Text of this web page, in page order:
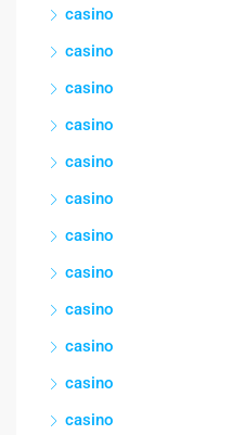
casino
casino
casino
casino
casino
casino
casino
casino
casino
casino
casino
casino